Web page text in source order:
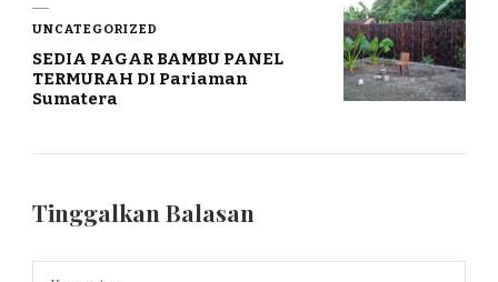
UNCATEGORIZED
SEDIA PAGAR BAMBU PANEL
TERMURAH DI Pariaman
Sumatera
Tinggalkan Balasan